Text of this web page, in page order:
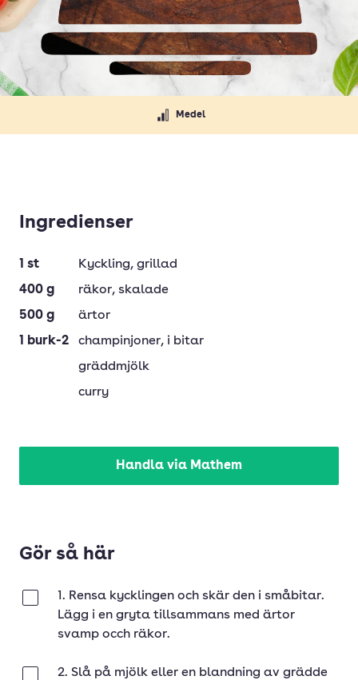
Medel
Ingredienser
1 st Kyckling, grillad
400 g räkor, skalade
500 g
ärtor
1
burk-2 champinjoner, i bitar
gräddmjölk
curry
Handla via Mathem
Gör så här
1. Rensa kycklingen och skär den i småbitar.
Lägg i en gryta tillsammans med ärtor
svamp occh räkor.
2. Slå på mjölk eller en blandning av grädde